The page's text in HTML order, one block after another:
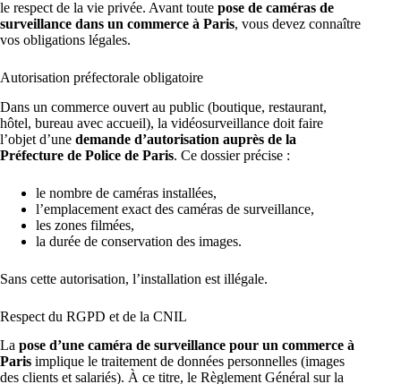
le respect de la vie privée. Avant toute pose de caméras de
surveillance dans un commerce à Paris, vous devez connaître
vos obligations légales.
Autorisation préfectorale obligatoire
Dans un commerce ouvert au public (boutique, restaurant,
hôtel, bureau avec accueil), la vidéosurveillance doit faire
l’objet d’une demande d’autorisation auprès de la
Préfecture de Police de Paris. Ce dossier précise :
le nombre de caméras installées,
l’emplacement exact des caméras de surveillance,
les zones filmées,
la durée de conservation des images.
Sans cette autorisation, l’installation est illégale.
Respect du RGPD et de la CNIL
La pose d’une caméra de surveillance pour un commerce à
Paris implique le traitement de données personnelles (images
des clients et salariés). À ce titre, le Règlement Général sur la